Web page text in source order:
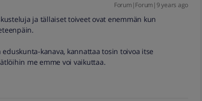
Forum|Forum|9 years ago
ja tällaiset toiveet ovat enemmän kun
kanava, kannattaa tosin toivoa itse
me emme voi vaikuttaa.